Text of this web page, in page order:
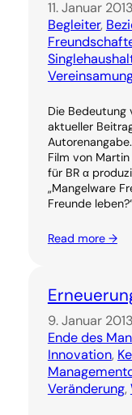
11. Januar 2013
Begleiter,
Die
aktueller
Film von
für BR α
„Mangelware
Freunde
Read more →
9. Januar 2013
Ende des
Innovation,
Veränderung,